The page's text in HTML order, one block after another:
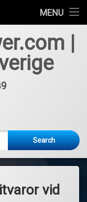
MENU
|
for:
vid